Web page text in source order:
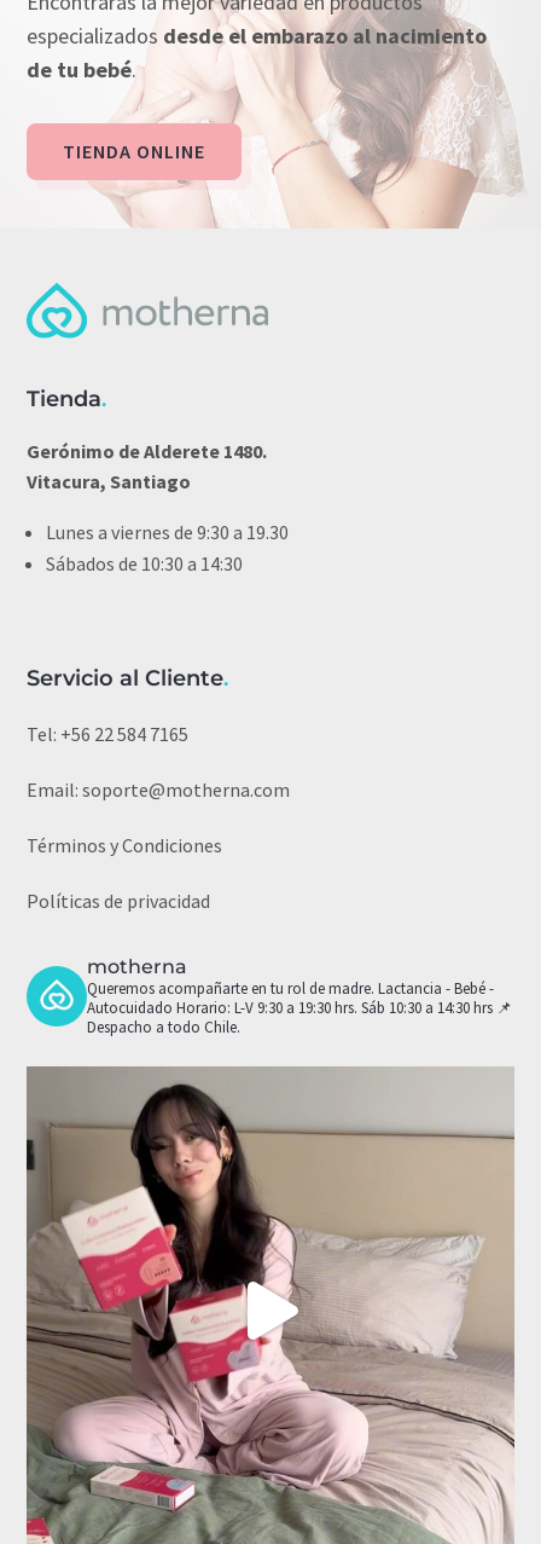
especializados desde el embarazo al nacimiento
de tu bebé.
TIENDA ONLINE
Tienda.
Gerónimo de Alderete 1480.
Vitacura, Santiago
Lunes a viernes de 9:30 a 19.30
Sábados de 10:30 a 14:30
Servicio al Cliente.
Tel: +56 22 584 7165
Email:soporte@motherna.com
Términos y Condiciones
Políticas de privacidad
motherna
Queremos acompañarte en tu rol de madre. Lactancia - Bebé -
Autocuidado Horario: L-V 9:30 a 19:30 hrs. Sáb 10:30 a 14:30 hrs 📌
Despacho a todo Chile.